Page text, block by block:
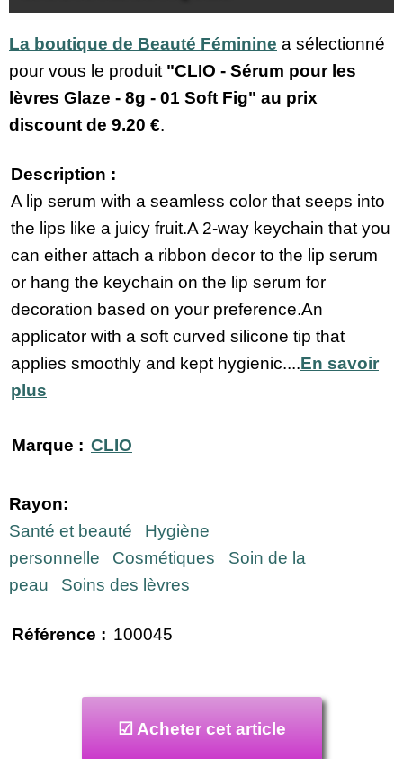
La boutique de Beauté Féminine a sélectionné
pour vous le produit "CLIO - Sérum pour les
lèvres Glaze - 8g - 01 Soft Fig" au prix
discount de 9.20 €.
Description :
A lip serum with a seamless color that seeps into
the lips like a juicy fruit.A 2-way keychain that you
can either attach a ribbon decor to the lip serum
or hang the keychain on the lip serum for
decoration based on your preference.An
applicator with a soft curved silicone tip that
applies smoothly and kept hygienic....En savoir
plus
Marque : CLIO
Rayon:
Santé et beauté
Hygiène
personnelle
Cosmétiques
Soin de la
peau
Soins des lèvres
Référence : 100045
☑ Acheter cet article